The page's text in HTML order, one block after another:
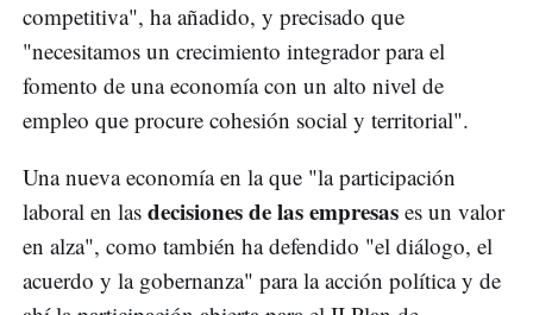
competitiva", ha añadido, y precisado que
"necesitamos un crecimiento integrador para el
fomento de una economía con un alto nivel de
empleo que procure cohesión social y territorial".
Una nueva economía en la que "la participación
laboral en las decisiones de las empresas es un valor
en alza", como también ha defendido "el diálogo, el
acuerdo y la gobernanza" para la acción política y de